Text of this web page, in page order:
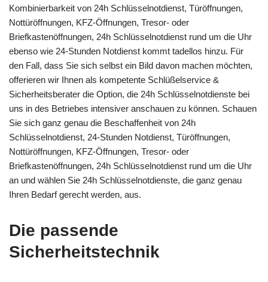
Kombinierbarkeit von 24h Schlüsselnotdienst, Türöffnungen,
Nottüröffnungen, KFZ-Öffnungen, Tresor- oder
Briefkastenöffnungen, 24h Schlüsselnotdienst rund um die Uhr
ebenso wie 24-Stunden Notdienst kommt tadellos hinzu. Für
den Fall, dass Sie sich selbst ein Bild davon machen möchten,
offerieren wir Ihnen als kompetente Schlüßelservice &
Sicherheitsberater die Option, die 24h Schlüsselnotdienste bei
uns in des Betriebes intensiver anschauen zu können. Schauen
Sie sich ganz genau die Beschaffenheit von 24h
Schlüsselnotdienst, 24-Stunden Notdienst, Türöffnungen,
Nottüröffnungen, KFZ-Öffnungen, Tresor- oder
Briefkastenöffnungen, 24h Schlüsselnotdienst rund um die Uhr
an und wählen Sie 24h Schlüsselnotdienste, die ganz genau
Ihren Bedarf gerecht werden, aus.
Die passende
Sicherheitstechnik